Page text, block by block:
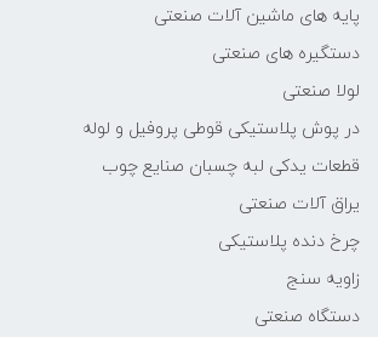
پایه های ماشین آلات صنعتی
دستگیره های صنعتی
لولا صنعتی
در پوش پلاستیکی قوطی پروفیل و لوله
قطعات یدکی لبه چسبان صنایع چوب
یراق آلات صنعتی
چرخ دنده پلاستیکی
زاویه سنج
دستگاه صنعتی